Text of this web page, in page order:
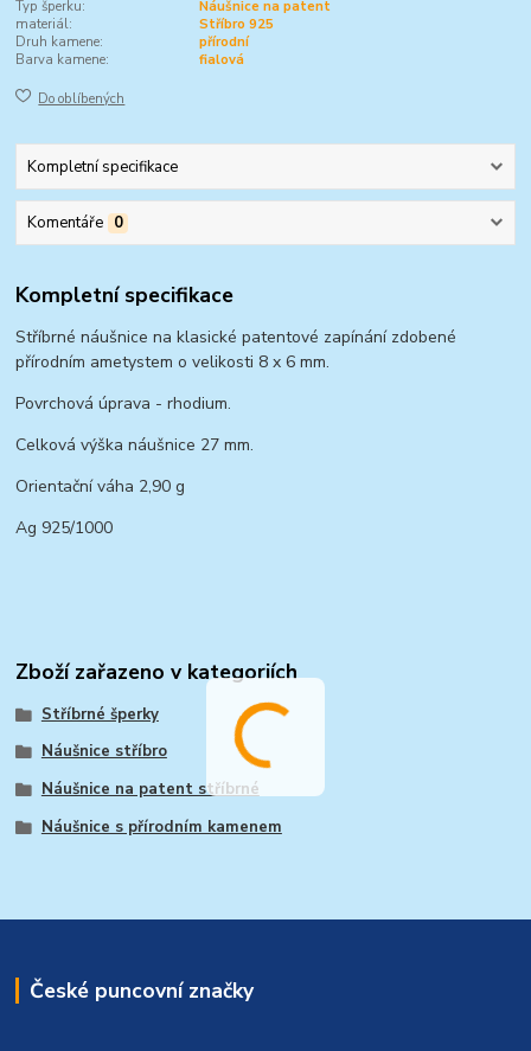
Typ šperku:
Náušnice na patent
materiál:
Stříbro 925
Druh kamene:
přírodní
Barva kamene:
fialová
Do oblíbených
Kompletní specifikace
Komentáře 0
Kompletní specifikace
Stříbrné náušnice na klasické patentové zapínání zdobené
přírodním ametystem o velikosti 8 x 6 mm.
Povrchová úprava - rhodium.
Celková výška náušnice 27 mm.
Orientační váha 2,90 g
Ag 925/1000
Zboží zařazeno v kategoriích
Stříbrné šperky
Náušnice stříbro
Náušnice na patent stříbrné
Náušnice s přírodním kamenem
České puncovní značky